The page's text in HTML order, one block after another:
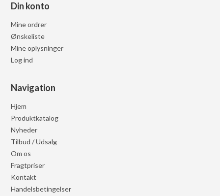
Din konto
Mine ordrer
Ønskeliste
Mine oplysninger
Log ind
Navigation
Hjem
Produktkatalog
Nyheder
Tilbud / Udsalg
Om os
Fragtpriser
Kontakt
Handelsbetingelser